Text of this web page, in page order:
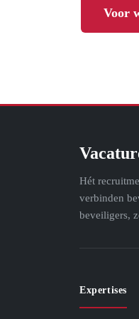
Voor
Hét
verbinden
beveiligers,
Expertises